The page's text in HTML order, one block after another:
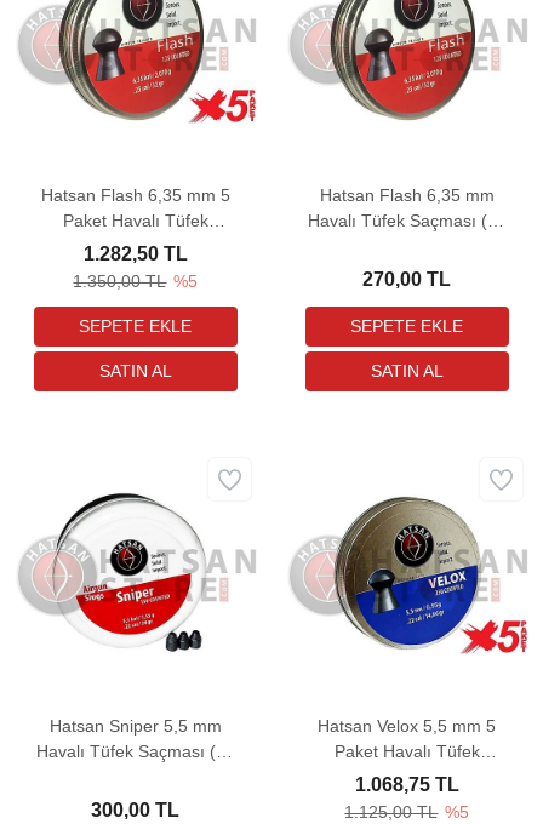
Hatsan Flash 6,35 mm 5
Paket Havalı Tüfek
Saçması (32 Grain - 625
Adet)
1.350,00 TL %5
1.282,50 TL
Hatsan Flash 6,35 mm
Havalı Tüfek Saçması (32
270,00 TL
Hatsan Sniper 5,5 mm
Havalı Tüfek Saçması (24
300,00 TL
Hatsan Velox 5,5 mm 5
Paket Havalı Tüfek
Saçması (14,66 Grain -
1250 Adet)
1.125,00 TL %5
1.068,75 TL